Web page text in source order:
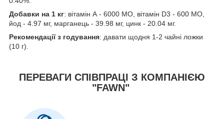
Добавки на 1 кг: вітамін А - 6000 МО, вітамін D3 - 600 МО,
йод - 4.97 мг, марганець - 39.98 мг, цинк - 20.04 мг.
Рекомендації з годування: давати щодня 1-2 чайні ложки
(10 г).
ПЕРЕВАГИ СПІВПРАЦІ З КОМПАНІЄЮ
"FAWN"